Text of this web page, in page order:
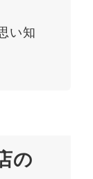
い知
の